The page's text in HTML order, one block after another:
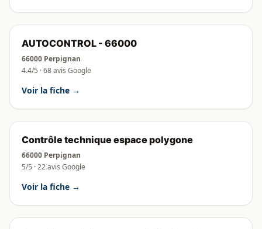
AUTOCONTROL - 66000
66000 Perpignan
4.4/5 · 68 avis Google
Voir la fiche →
Contrôle technique espace polygone
66000 Perpignan
5/5 · 22 avis Google
Voir la fiche →